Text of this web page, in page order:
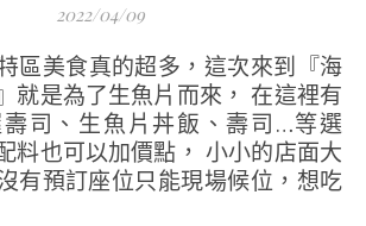
2022/04/09
就是為了生魚片而來， 在這裡有
司、生魚片丼飯、壽司…等選
料也可以加價點， 小小的店面大
有預訂座位只能現場候位，想吃